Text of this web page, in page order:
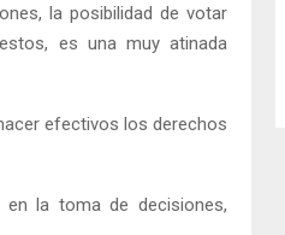
la posibilidad de votar
es una muy atinada
efectivos los derechos
en la toma de decisiones,